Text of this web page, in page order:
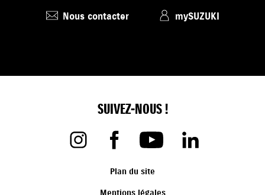
Nous contacter
mySUZUKI
SUIVEZ-NOUS !
Plan du site
Mentions légales